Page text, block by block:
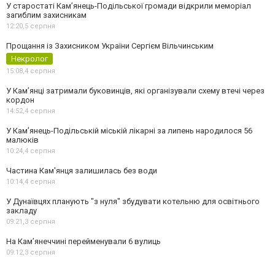
У старостаті Кам’янець-Подільської громади відкрили меморіал
загиблим захисникам
12:20, 5 серпня
Прощання із Захисником України Сергієм Вільчинським
Некролог
15:08, 4 серпня
У Кам’янці затримали буковинців, які організували схему втечі через
кордон
14:52, 4 серпня
У Кам’янець-Подільській міській лікарні за липень народилося 56
малюків
10:24, 4 серпня
Частина Кам'янця залишилась без води
10:14, 4 серпня
У Дунаївцях планують "з нуля" збудувати котельню для освітнього
закладу
09:21, 3 серпня
На Камʼянеччині перейменували 6 вулиць
09:12, 3 серпня